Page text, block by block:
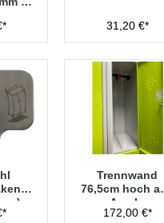
31,20 €*
Trennwand
76,5cm hoch
Acryl -
Transparent
172,00 €*